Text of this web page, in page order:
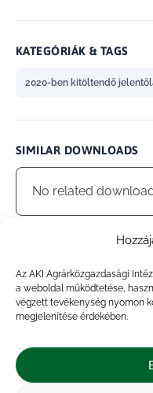
Az AKI Agrárközgazdasági
a weboldal működtetése,
végzett tevékenység nyomon
megjelenítése érdekében.
KATEGÓRIÁK & TAGS
2020-ben kitöltendő
SIMILAR DOWNLOADS
No related
admin